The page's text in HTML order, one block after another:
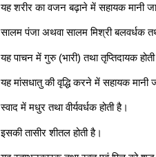
यह शरीर का वजन बढ़ाने में सहायक मानी
सालम पंजा अथवा सालम मिश्री बलवर्धक
यह पाचन में गुरु (भारी) तथा तृप्तिदायक
यह मांसधातु की वृद्धि करने में सहायक मानी
स्वाद में मधुर तथा वीर्यवर्धक होती है।
इसकी तासीर शीतल होती है।